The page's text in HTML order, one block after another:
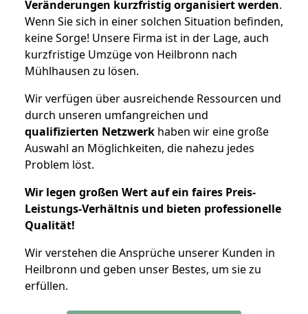
Veränderungen kurzfristig organisiert werden.
Wenn Sie sich in einer solchen Situation befinden,
keine Sorge! Unsere Firma ist in der Lage, auch
kurzfristige Umzüge von Heilbronn nach
Mühlhausen zu lösen.
Wir verfügen über ausreichende Ressourcen und
durch unseren umfangreichen und
qualifizierten Netzwerk haben wir eine große
Auswahl an Möglichkeiten, die nahezu jedes
Problem löst.
Wir legen großen Wert auf ein faires Preis-
Leistungs-Verhältnis und bieten professionelle
Qualität!
Wir verstehen die Ansprüche unserer Kunden in
Heilbronn und geben unser Bestes, um sie zu
erfüllen.